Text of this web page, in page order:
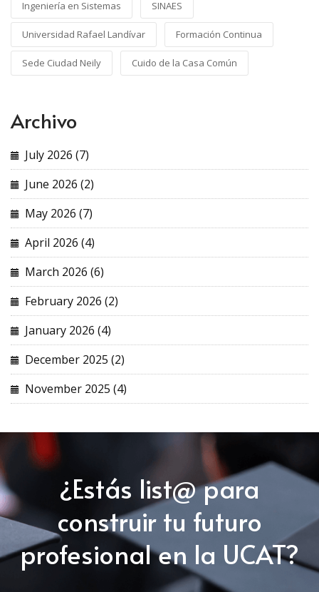
Ingeniería en Sistemas SINAES
Universidad Rafael Landívar Formación Continua
Sede Ciudad Neily Cuido de la Casa Común
Archivo
July 2026 (7)
June 2026 (2)
May 2026 (7)
April 2026 (4)
March 2026 (6)
February 2026 (2)
January 2026 (4)
December 2025 (2)
November 2025 (4)
¿Estás list@ para
construir tu futuro
profesional en la UCAT?